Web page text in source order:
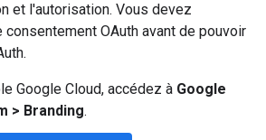
et l'autorisation. Vous devez
consentement OAuth avant de pouvoir
Google Cloud, accédez à Google
> Branding.